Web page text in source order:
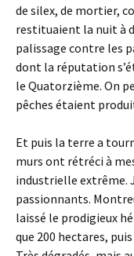
de silex, de mortier,
restituaient la nuit à
palissage contre les
dont la réputation
le Quatorzième. On
pêches étaient
Et puis la terre a
murs ont rétréci à
industrielle extrême.
passionnants.
laissé le prodigieux
que 200 hectares,